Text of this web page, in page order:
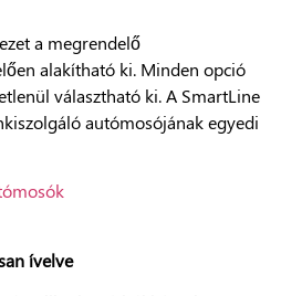
a megrendelő
alakítható ki. Minden opció
választható ki. A SmartLine
autómosójának egyedi
ívelve